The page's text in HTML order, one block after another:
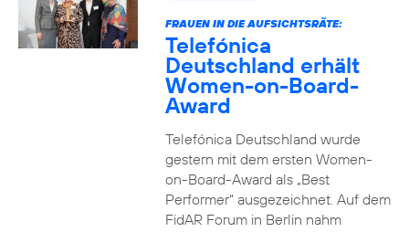
FRAUEN IN DIE AUFSICHTSRÄTE:
Telefónica
Deutschland erhält
Women-on-Board-
Award
Telefónica Deutschland wurde
gestern mit dem ersten Women-
on-Board-Award als „Best
Performer“ ausgezeichnet. Auf dem
FidAR Forum in Berlin nahm